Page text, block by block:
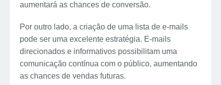
aumentará as chances de conversão.
Por outro lado, a criação de uma lista de e-mails
pode ser uma excelente estratégia. E-mails
direcionados e informativos possibilitam uma
comunicação contínua com o público, aumentando
as chances de vendas futuras.